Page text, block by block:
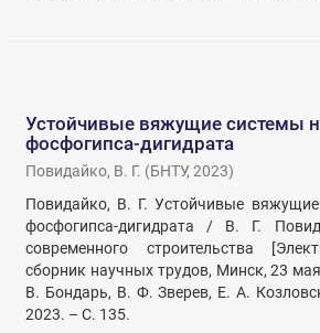
Устойчивые вяжущие системы
фосфогипса-дигидрата
Повидайко, В. Г. (БНТУ,2023)
Повидайко, В. Г. Устойчивые
фосфогипса-дигидрата / В. Г.
современного строительства
сборник научных трудов, Минск, 23
В. Бондарь, В. Ф. Зверев, Е. А.
2023. – С. 135.